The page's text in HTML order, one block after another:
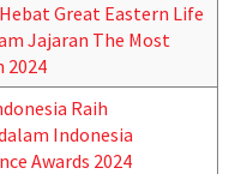
Great Eastern Life
Jajaran The Most
2024
Raih
Indonesia
Awards 2024